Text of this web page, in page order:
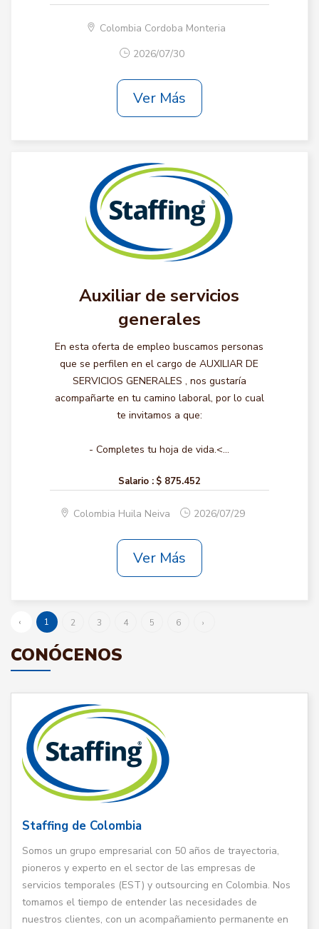
Colombia Cordoba Monteria
2026/07/30
Ver Más
Auxiliar de servicios
generales
En esta oferta de empleo buscamos personas
que se perfilen en el cargo de AUXILIAR DE
SERVICIOS GENERALES , nos gustaría
acompañarte en tu camino laboral, por lo cual
te invitamos a que:
- Completes tu hoja de vida.<...
Salario : $ 875.452
Colombia Huila Neiva 2026/07/29
Ver Más
‹ 1 2 3 4 5 6 ›
CONÓCENOS
Staffing de Colombia
Somos un grupo empresarial con 50 años de trayectoria,
pioneros y experto en el sector de las empresas de
servicios temporales (EST) y outsourcing en Colombia. Nos
tomamos el tiempo de entender las necesidades de
nuestros clientes, con un acompañamiento permanente en